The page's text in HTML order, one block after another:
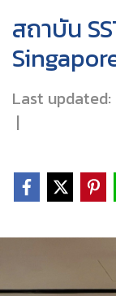
สถาบัน
Last updated:
|